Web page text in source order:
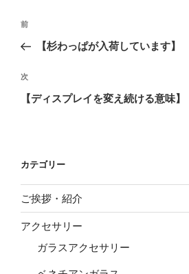
投
ナ
ビ
ゲ
ン
前
の
稿
前
【杉わっぱが入荷しています】
次
の
次
【ディスプレイを変え続ける意味】
カテゴリー
ご挨拶・紹介
アクセサリー
ガラスアクセサリー